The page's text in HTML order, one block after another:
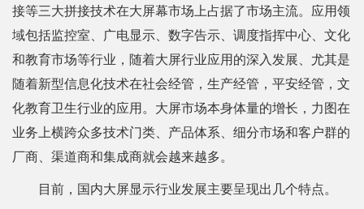
接等三大拼接技术在大屏幕市场上占据了市场主流。应用领
域包括监控室、广电显示、数字告示、调度指挥中心、文化
和教育市场等行业，随着大屏行业应用的深入发展、尤其是
随着新型信息化技术在社会经管，生产经管，平安经管，文
化教育卫生行业的应用。大屏市场本身体量的增长，力图在
业务上横跨众多技术门类、产品体系、细分市场和客户群的
厂商、渠道商和集成商就会越来越多。
目前，国内大屏显示行业发展主要呈现出几个特点。